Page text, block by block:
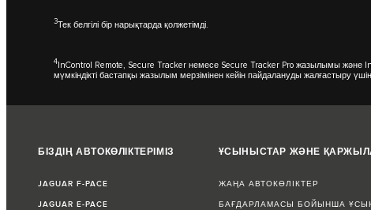
3Тек белгілі бір нарықтарда қолжетімді.
4InControl Remote, Secure Tracker немесе Secure Tracker Pro жазылымы және
мүмкіндікті бастапқы жазылым мерзімінен кейін пайдалануды жалғастыру
БІЗДІҢ АВТОКӨЛІКТЕРІМІЗ
JAGUAR F-PACE
JAGUAR E-PACE
ҰСЫНЫСТАР ЖӘНЕ
ЖАҢА АВТОКӨЛІКТЕР
БАҒДАРЛАМАСЫ БОЙЫНША